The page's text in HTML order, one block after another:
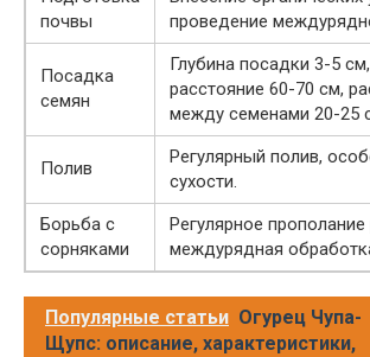
почвы
проведение
Посадка
семян
Глубина посадки 3-5
расстояние 60-70 см,
между семенами 20-25
Полив
Регулярный полив,
сухости.
Борьба с
сорняками
Регулярное
междурядная
Популярные статьи Огурец Чупа-
Щупс: описание, характеристики,